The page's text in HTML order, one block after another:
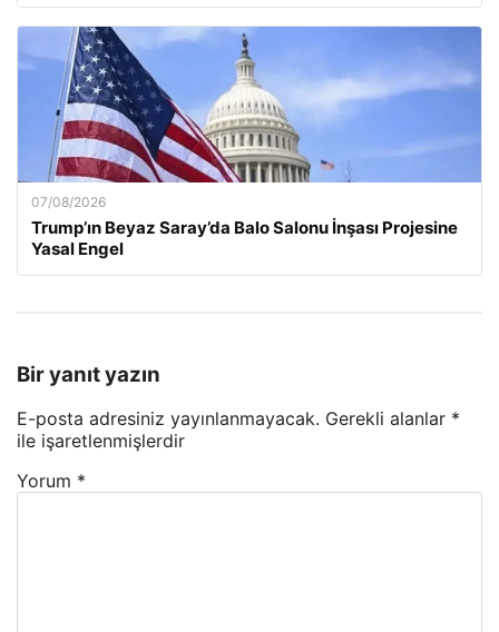
07/08/2026
Trump’ın Beyaz Saray’da Balo Salonu İnşası Projesine
Yasal Engel
Bir yanıt yazın
E-posta adresiniz yayınlanmayacak. Gerekli alanlar *
ile işaretlenmişlerdir
Yorum *